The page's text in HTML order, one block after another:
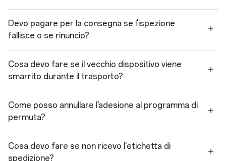
Devo pagare per la consegna se l'ispezione
fallisce o se rinuncio?
Cosa devo fare se il vecchio dispositivo viene
smarrito durante il trasporto?
Come posso annullare l'adesione al programma di
permuta?
Cosa devo fare se non ricevo l'etichetta di
spedizione?